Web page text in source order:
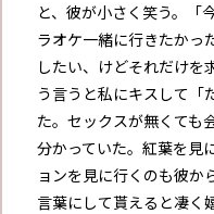
と、彼が小さく笑う。「
ラオケ一緒に行きたかっ
したい、けどそれだけを
う言うと私にキスして「
た。セックスが無くても
分かっていた。紅葉を見
ョンを見に行くのも彼か
言葉にして貰えると凄く